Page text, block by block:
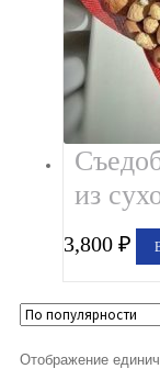
из
3,800₽
Отображение